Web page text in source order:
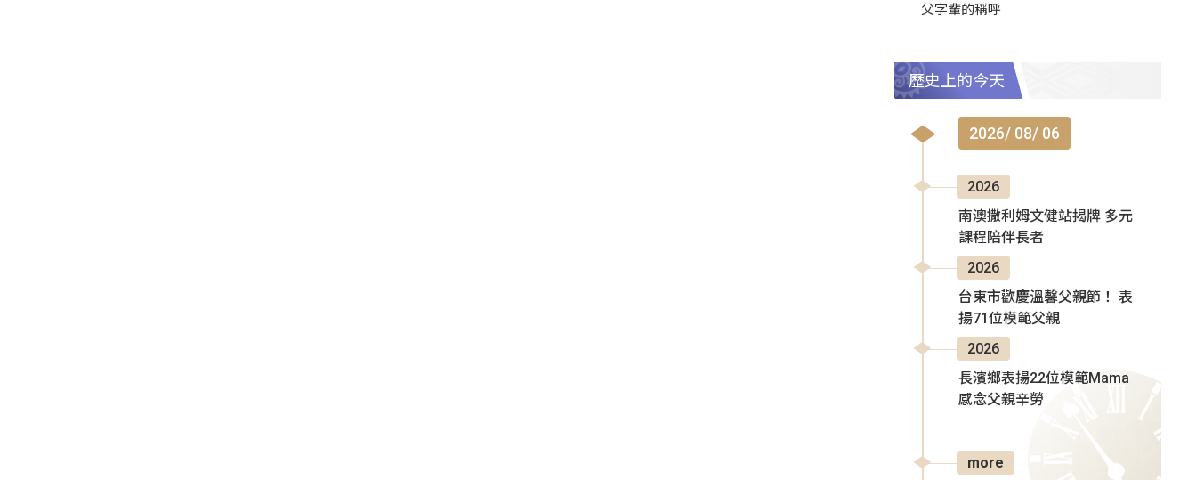
父字輩的稱呼
歷史上的今天
2026/ 08/ 06
2026
南澳撒利姆文健站揭牌 多元
課程陪伴長者
2026
台東市歡慶溫馨父親節！ 表
揚71位模範父親
2026
長濱鄉表揚22位模範Mama
感念父親辛勞
more